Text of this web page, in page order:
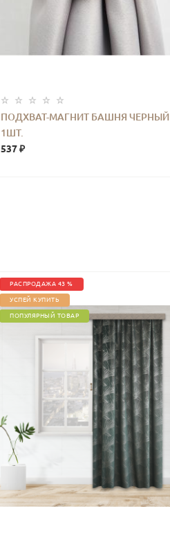
ПОДХВАТ-МАГНИТ БАШНЯ ЧЕРНЫЙ
1ШТ.
537 ₽
РАСПРОДАЖА 43 %
УСПЕЙ КУПИТЬ
ПОПУЛЯРНЫЙ ТОВАР